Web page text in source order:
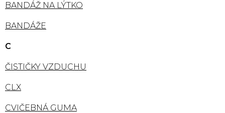
BANDÁŽ NA LÝTKO
BANDÁŽE
C
ČISTIČKY VZDUCHU
CLX
CVIČEBNÁ GUMA